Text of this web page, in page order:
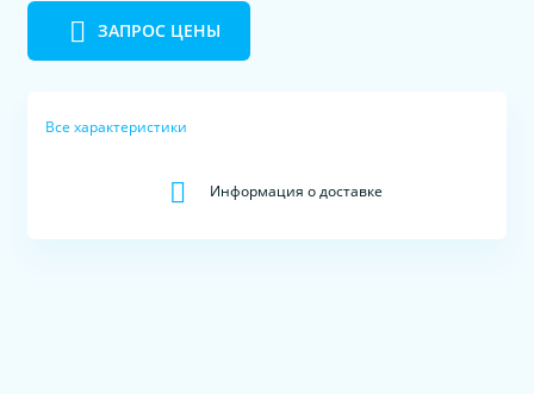
ЗАПРОС ЦЕНЫ
Все характеристики
Информация о доставке